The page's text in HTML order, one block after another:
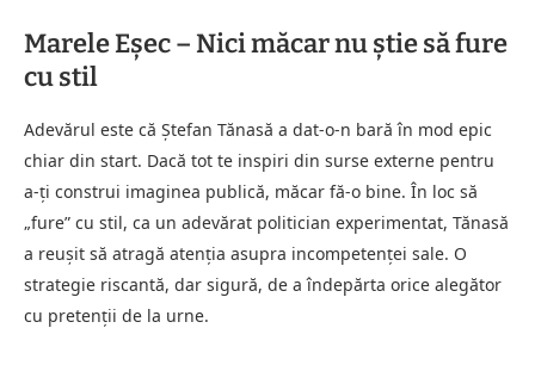
Marele Eșec – Nici măcar nu știe să fure
cu stil
Adevărul este că Ștefan Tănasă a dat-o-n bară în mod epic
chiar din start. Dacă tot te inspiri din surse externe pentru
a-ți construi imaginea publică, măcar fă-o bine. În loc să
„fure” cu stil, ca un adevărat politician experimentat, Tănasă
a reușit să atragă atenția asupra incompetenței sale. O
strategie riscantă, dar sigură, de a îndepărta orice alegător
cu pretenții de la urne.